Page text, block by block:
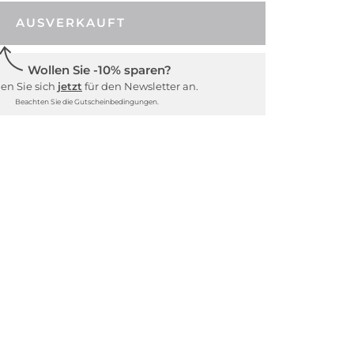
AUSVERKAUFT
Wollen Sie -10% sparen?
Sie sich jetzt für den Newsletter an.
Beachten Sie die Gutscheinbedingungen.